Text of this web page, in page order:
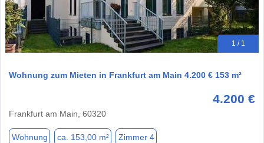
1 / 1
Wohnung zum Mieten in Frankfurt am Main 4.200 € 153 m²
4.200 €
Frankfurt am Main, 60320
Wohnung ca. 153,00 m² Zimmer 4